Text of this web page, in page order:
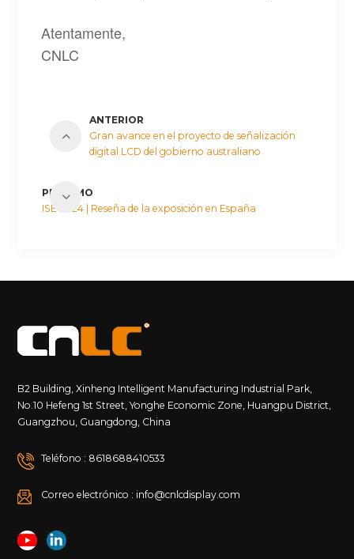
Atentamente,
CNLC
ANTERIOR
Gran avance en el proyecto de señalización
digital LCD del gobierno australiano
PRÓXIMO
ISE 2024 | Reseña de la exposición en España
B2 Building, Xinheng Intelligent Manufacturing Industrial Park,
No.10 Hefeng 1st Street, Yonghe Economic Zone, Huangpu District,
Guangzhou, Guangdong, China
Teléfono : 8618688410533
Correo electrónico : info@cnlcdisplay.com